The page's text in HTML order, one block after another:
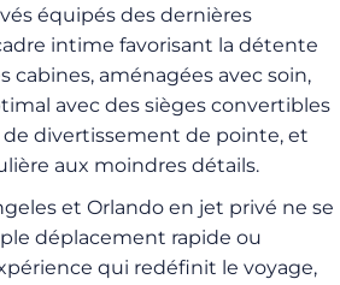
équipés des dernières
intime favorisant la détente
cabines, aménagées avec soin,
avec des sièges convertibles
de divertissement de pointe, et
aux moindres détails.
et Orlando en jet privé ne se
déplacement rapide ou
qui redéfinit le voyage,